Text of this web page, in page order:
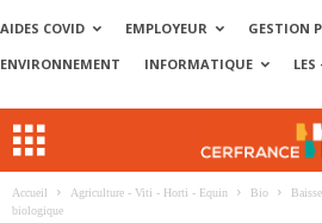
AIDES COVID EMPLOYEUR
GESTION
ENVIRONNEMENT
INFORMATIQUE LES
Accueil Agriculture - Viti - Horti - Equin Bio
biologique